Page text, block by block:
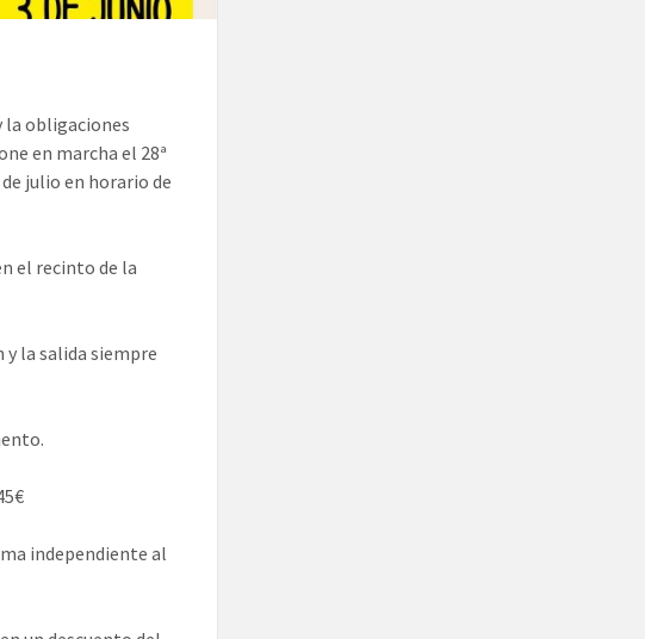
la obligaciones
en marcha el 28ª
de julio en horario de
el recinto de la
la salida siempre
independiente al